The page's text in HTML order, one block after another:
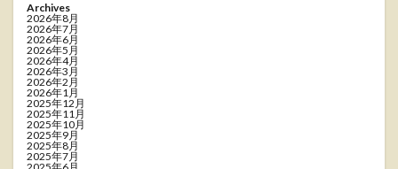
Archives
2026年8月
2026年7月
2026年6月
2026年5月
2026年4月
2026年3月
2026年2月
2026年1月
2025年12月
2025年11月
2025年10月
2025年9月
2025年8月
2025年7月